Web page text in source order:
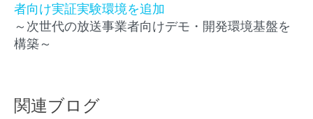
者向け実証実験環境を追加
～次世代の放送事業者向けデモ・開発環境基盤を
構築～
関連ブログ